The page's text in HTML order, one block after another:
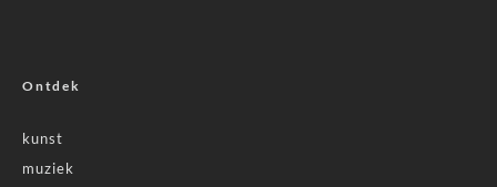
Ontdek
kunst
muziek